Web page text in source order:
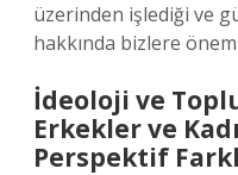
üzerinden işlediği ve
hakkında bizlere
İdeoloji ve
Erkekler ve
Perspektif